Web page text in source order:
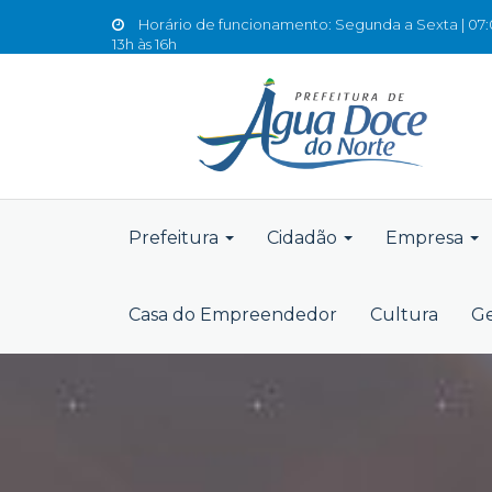
Horário de funcionamento: Segunda a Sexta |
13h às 16h
Prefeitura Cidadão Empresa
Casa do Empreendedor Cultura